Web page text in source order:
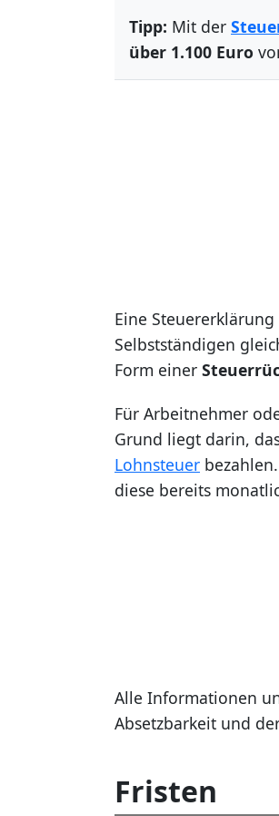
Tipp: Mit der
über 1.100 Euro
Eine
Selbstständigen
Form einer
Für Arbeitnehmer
Grund liegt darin,
Lohnsteuer
diese bereits
Alle Informationen
Absetzbarkeit und
Fristen